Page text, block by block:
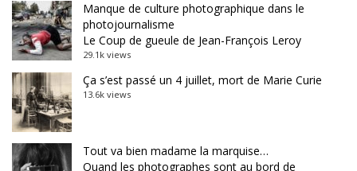
Manque de culture photographique dans le
photojournalisme
Le Coup de gueule de Jean-François Leroy
29.1k views
Ça s’est passé un 4 juillet, mort de Marie Curie
13.6k views
Tout va bien madame la marquise…
Quand les photographes sont au bord de